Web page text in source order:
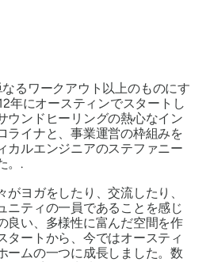
るワークアウト以上のものにす
年にオースティンでスタートし
ウンドヒーリングの熱心なイン
ライナと、事業運営の枠組みを
カルエンジニアのステファニー
。.
ヨガをしたり、交流したり、
ニティの一員であることを感じ
良い、多様性に富んだ空間を作
タートから、今ではオースティ
ームの一つに成長しました。数